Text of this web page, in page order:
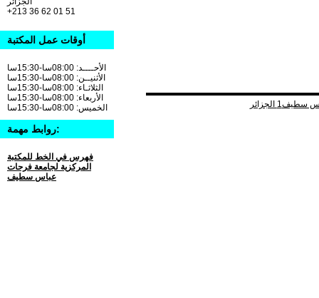
+213 36 62 01 51
أوقات عمل المكتبة
الأحــــد: 08:00سا-15:30سا
الأثنيــن: 08:00سا-15:30سا
الثلاثـاء: 08:00سا-15:30سا
الأربعاء: 08:00سا-15:30سا
الخميس: 08:00سا-15:30سا
روابط مهمة:
فهرس في الخط للمكتبة
المركزية لجامعة فرحات
عباس سطيف